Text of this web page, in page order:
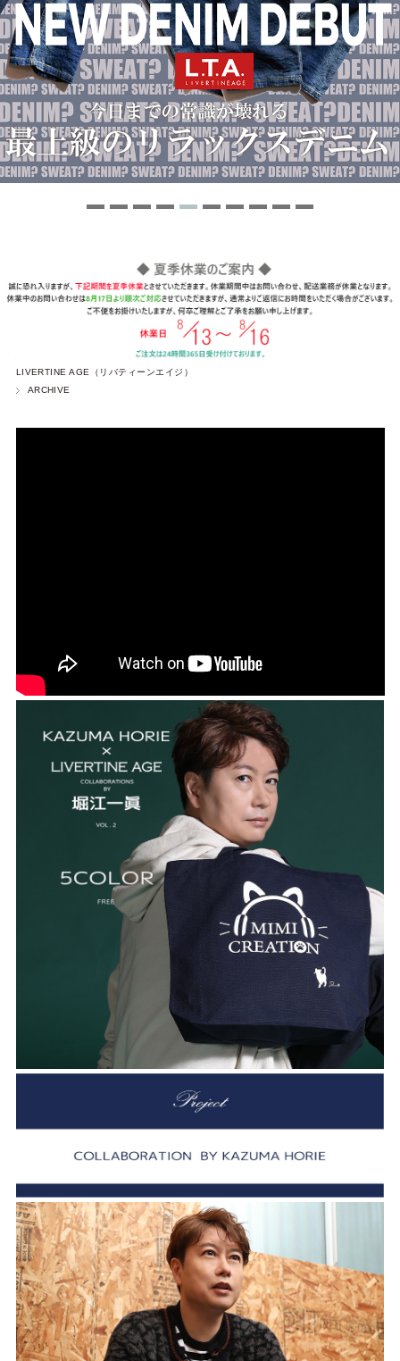
LIVERTINE AGE（リバティーンエイジ）
ARCHIVE